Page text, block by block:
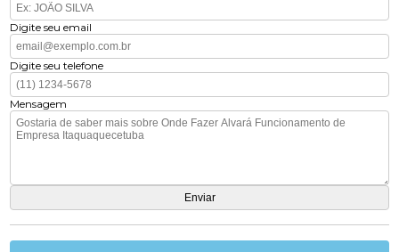
Digite seu email
Digite seu telefone
Mensagem